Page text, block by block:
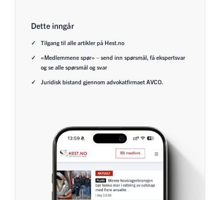
Dette inngår
Tilgang til alle artikler på Hest.no
«Medlemmene spør» – send inn spørsmål, få ekspertsvar
og se alle spørsmål og svar
Juridisk bistand gjennom advokatfirmaet AVCO.